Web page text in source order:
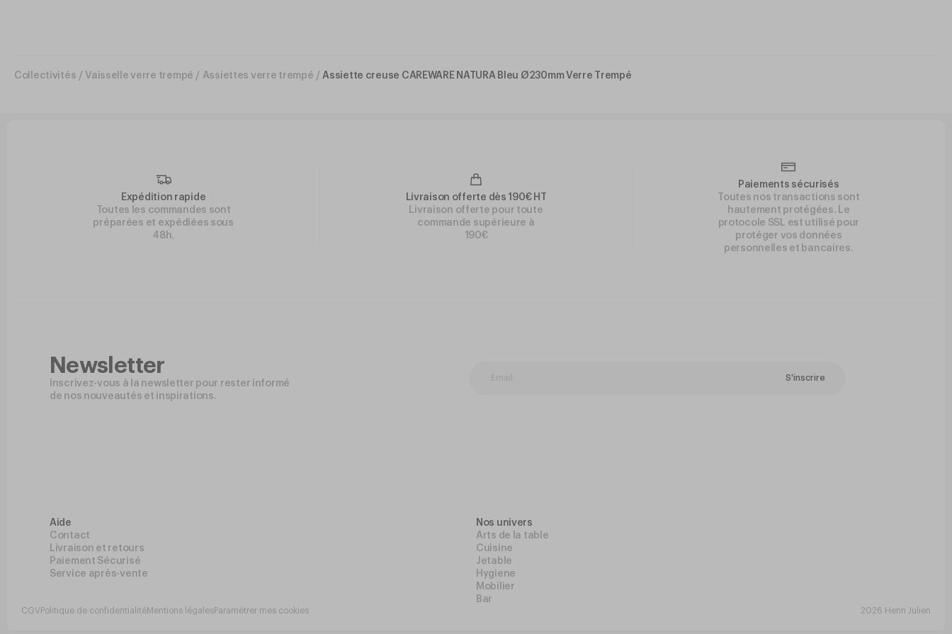
Collectivités / Vaisselle verre trempé / Assiettes verre trempé / Assiette creuse CAREWARE NATURA Bleu Ø230mm Verre Trempé
Expédition rapide
Toutes les commandes sont
préparées et expédiées sous
48h.
Livraison offerte dès 190€ HT
Livraison offerte pour toute
commande supérieure à
190€
Paiements sécurisés
Toutes nos transactions sont
hautement protégées. Le
protocole SSL est utilisé pour
protéger vos données
personnelles et bancaires.
Newsletter
Inscrivez-vous à la newsletter pour rester informé
de nos nouveautés et inspirations.
S'inscrire
Aide
Contact
Livraison et retours
Paiement Sécurisé
Service après-vente
Nos univers
Arts de la table
Cuisine
Jetable
Hygiene
Mobilier
Bar
CGV Politique de confidentialitéMentions légalesParamétrer mes cookies 2026 Henri Julien